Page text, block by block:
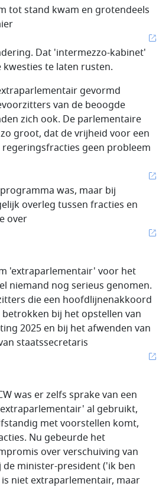
tot stand kwam en grotendeels
Dat 'intermezzo-kabinet'
te laten rusten.
gevormd
van de beoogde
zich ook. De parlementaire
groot, dat de vrijheid voor een
geen probleem
was, maar bij
overleg tussen fracties en
over
'extraparlementair' voor het
niemand nog serieus genomen.
die een hoofdlijnenakkoord
bij het opstellen van
2025 en bij het afwenden van
staatssecretaris
was er zelfs sprake van een
al gebruikt,
met voorstellen komt,
Nu gebeurde het
over verschuiving van
minister-president ('ik ben
niet extraparlementair, maar